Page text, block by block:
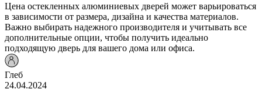
Цена остекленных алюминиевых дверей может варьироваться
в зависимости от размера, дизайна и качества материалов.
Важно выбирать надежного производителя и учитывать все
дополнительные опции, чтобы получить идеально
подходящую дверь для вашего дома или офиса.
Глеб
24.04.2024